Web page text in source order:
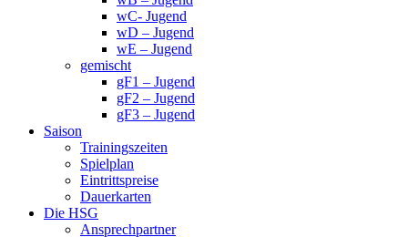
wC- Jugend
wD – Jugend
wE – Jugend
gemischt
gF1 – Jugend
gF2 – Jugend
gF3 – Jugend
Saison
Trainingszeiten
Spielplan
Eintrittspreise
Dauerkarten
Die HSG
Ansprechpartner